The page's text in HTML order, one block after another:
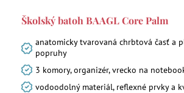
Školský batoh BAAGL Core Palm
anatomicky tvarovaná chrbtová časť a
popruhy
3 komory, organizér, vrecko na
vodoodolný materiál, reflexné prvky a